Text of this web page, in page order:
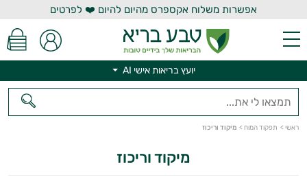
אפשרות משלוח אקספרס מהיום להיום ❤️ לפרטים
יועץ בריאות אישי AI
ראשי > תפקוד המוח > מיקוד וריכוז
מיקוד וריכוז